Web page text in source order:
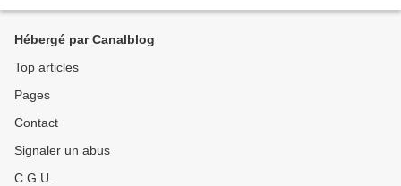
Hébergé par Canalblog
Top articles
Pages
Contact
Signaler un abus
C.G.U.